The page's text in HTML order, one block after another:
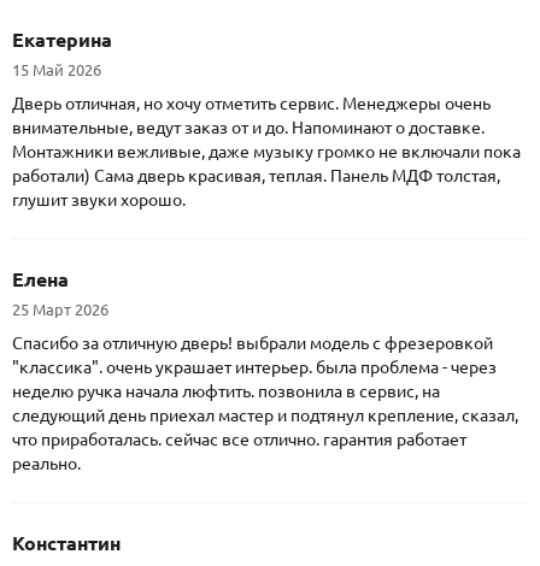
Екатерина
15 Май 2026
Дверь отличная, но хочу отметить сервис. Менеджеры очень
внимательные, ведут заказ от и до. Напоминают о доставке.
Монтажники вежливые, даже музыку громко не включали пока
работали) Сама дверь красивая, теплая. Панель МДФ толстая,
глушит звуки хорошо.
Елена
25 Март 2026
Спасибо за отличную дверь! выбрали модель с фрезеровкой
"классика". очень украшает интерьер. была проблема - через
неделю ручка начала люфтить. позвонила в сервис, на
следующий день приехал мастер и подтянул крепление, сказал,
что приработалась. сейчас все отлично. гарантия работает
реально.
Константин